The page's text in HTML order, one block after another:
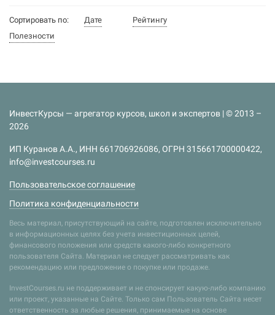
Сортировать по: Дате
Рейтингу
Полезности
ИнвестКурсы — агрегатор курсов, школ и экспертов | © 2013 –
2026
ИП Куранов А.А., ИНН 661706926086, ОГРН 315661700000422,
info@investcourses.ru
Пользовательское соглашение
Политика конфиденциальности
Весь материал, присутствующий на сайте, подготовлен исключительно
в информационных целях без учета инвестиционных целей,
финансового положения или средств какого-либо конкретного
пользователя Сайта. Материал не следует рассматривать как
рекомендацию или предложение о покупке или продаже.
InvestCourses.ru не поддерживает и не спонсирует какую-либо компанию
или проект, указанные на Сайте. Только сам Пользователь Сайта несет
ответственность за любые решения, принимаемые на основе